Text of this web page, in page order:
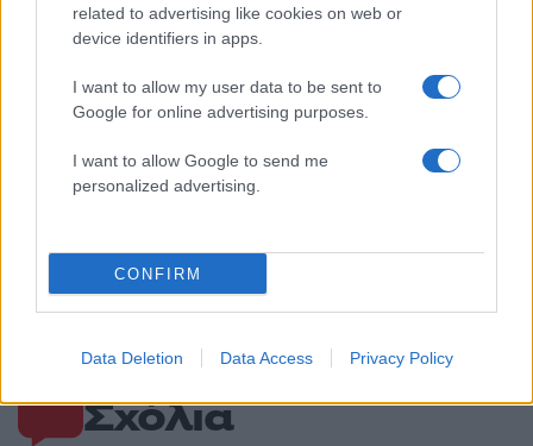
related to advertising like cookies on web or
device identifiers in apps.
I want to allow my user data to be sent to
Google for online advertising purposes.
I want to allow Google to send me
personalized advertising.
CONFIRM
Data Deletion Data Access Privacy Policy
Σχόλια
Πώς το Novibet Backend
Academy εκπαιδεύει τη νέα
γενιά engineers
μέρα για την «Ελπίδα